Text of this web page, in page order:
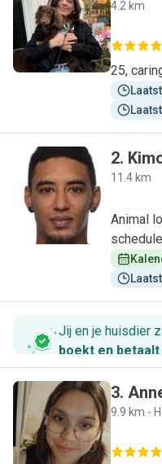
M
4.2 km
25,
K
2.
11.4 km
Animal
Jij en je huisdier
boekt en
A
3.
9.9 km -